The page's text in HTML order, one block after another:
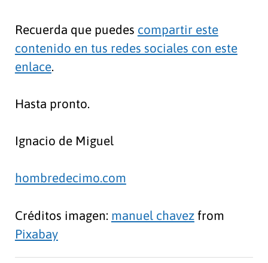
Recuerda que puedes compartir este
contenido en tus redes sociales con este
enlace.
Hasta pronto.
Ignacio de Miguel
hombredecimo.com
Créditos imagen: manuel chavezfrom
Pixabay